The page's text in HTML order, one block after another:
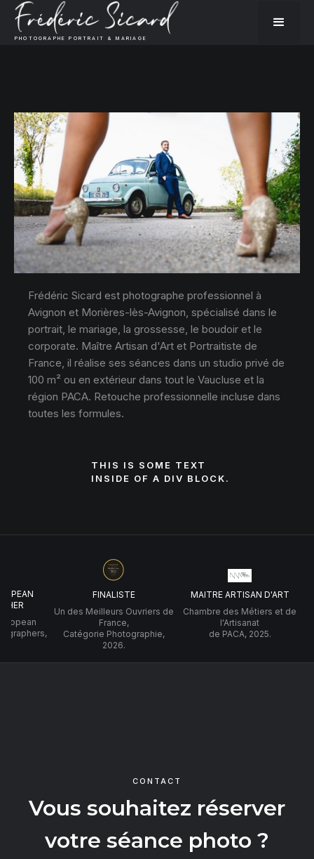
PHOTOGRAPHE PORTRAIT & MARIAGE
Frédéric Sicard est photographe professionnel à
Avignon et Morières-lès-Avignon, spécialisé dans le
portrait, le mariage, la grossesse, le boudoir et le
corporate. Maître Artisan d'Art et Portraitiste de
France, il réalise ses séances dans un studio privé de
100 m² ou en extérieur dans tout le Vaucluse et la
région PACA. Retouche professionnelle incluse dans
toutes les formules.
THIS IS SOME TEXT
INSIDE OF A DIV BLOCK.
MAITRE ARTISAN D'ART
Chambre des Métiers et de
l'Artisanat
de PACA, 2025.
FINALISTE
Un des Meilleurs Ouvriers de
France,
Catégorie Photographie,
2026.
CONTACT
Vous souhaitez réserver
votre séance photo ?